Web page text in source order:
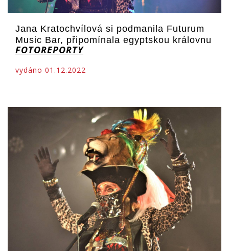
Jana Kratochvílová si podmanila Futurum
Music Bar, připomínala egyptskou královnu
FOTOREPORTY
vydáno 01.12.2022